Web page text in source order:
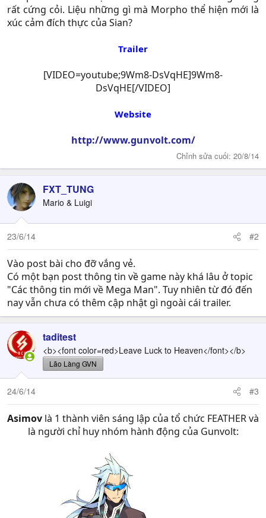
rất cứng cỏi. Liệu những gì mà Morpho thể hiện mới là
xúc cảm đích thực của Sian?​
Trailer
[VIDEO=youtube;9Wm8-DsVqHE]9Wm8-
DsVqHE[/VIDEO]
Website
http://www.gunvolt.com/
Chỉnh sửa cuối: 20/8/14
FXT_TUNG
Mario & Luigi
23/6/14 #2
Vào post bài cho đỡ vắng vẻ.
Có một bạn post thông tin về game này khá lâu ở topic
"Các thông tin mới về Mega Man". Tuy nhiên từ đó đến
nay vẫn chưa có thêm cập nhật gì ngoài cái trailer.
taditest
<b><font color=red>Leave Luck to Heaven</font></b>
Lão Làng GVN
24/6/14 #3
Asimov là 1 thành viên sáng lập của tổ chức FEATHER và
là người chỉ huy nhóm hành động của Gunvolt: